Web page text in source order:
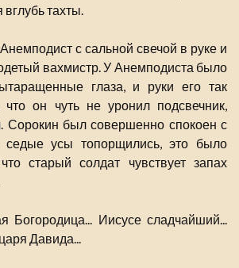
вглубь тахты.
с сальной свечой в руке и
вахмистр. У Анемподиста было
глаза, и руки его так
что он чуть не уронил подсвечник,
Сорокин был совершенно спокоен с
седые усы топорщились, это было
старый солдат чувствует запах
Богородица... Иисусе сладчайший...
Давида...